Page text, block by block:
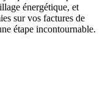
énergétique, et
sur vos factures de
étape incontournable.